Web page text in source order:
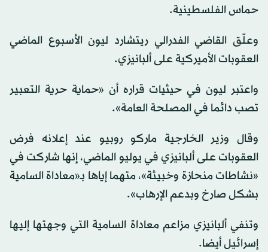
حماس الفلسطينية.
وعلّق القاضي الفدرالي ريتشارد ليون الأسبوع الماضي
العقوبات الأميركية على ألبانيزي.
واعتبر ليون في حيثيات قراره أن «حماية حرية التعبير
تصب دائما في المصلحة العامة».
وقال وزير الخارجية ماركو روبيو عند إعلانه فرض
العقوبات على ألبانيزي في يوليو الماضي، إنها شاركت في
«نشاطات منحازة وخبيثة»، متهما إياها بـ«معاداة السامية
بشكل صارخ وبدعم الإرهاب».
وتنفي ألبانيزي مزاعم معاداة السامية التي وجهتها إليها
إسرائيل أيضا.